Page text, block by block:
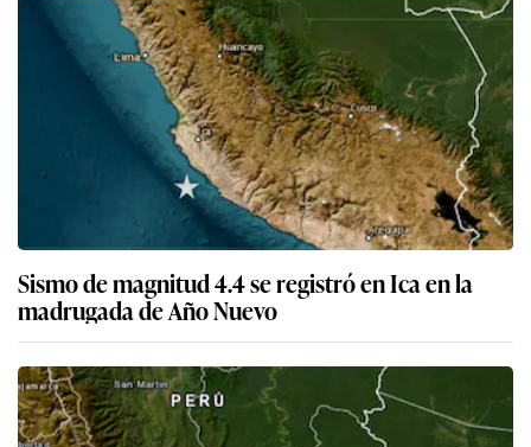
Sismo de magnitud 4.4 se registró en Ica en la
madrugada de Año Nuevo